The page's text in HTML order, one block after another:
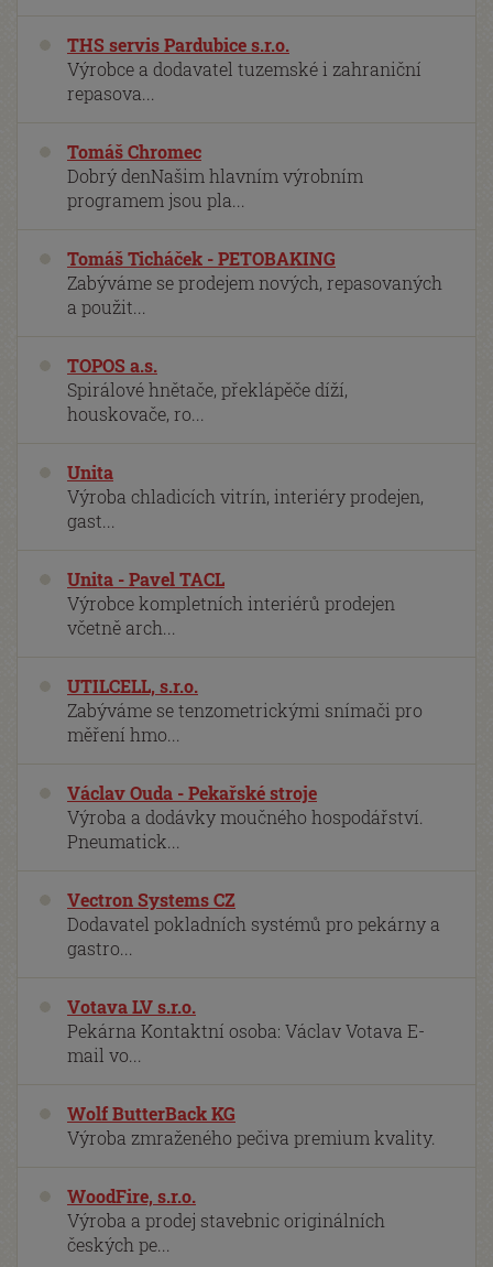
THS servis Pardubice s.r.o.
Výrobce a dodavatel tuzemské i zahraniční
repasova...
Tomáš Chromec
Dobrý denNašim hlavním výrobním
programem jsou pla...
Tomáš Ticháček - PETOBAKING
Zabýváme se prodejem nových, repasovaných
a použit...
TOPOS a.s.
Spirálové hnětače, překlápěče díží,
houskovače, ro...
Unita
Výroba chladicích vitrín, interiéry prodejen,
gast...
Unita - Pavel TACL
Výrobce kompletních interiérů prodejen
včetně arch...
UTILCELL, s.r.o.
Zabýváme se tenzometrickými snímači pro
měření hmo...
Václav Ouda - Pekařské stroje
Výroba a dodávky moučného hospodářství.
Pneumatick...
Vectron Systems CZ
Dodavatel pokladních systémů pro pekárny a
gastro...
Votava LV s.r.o.
Pekárna Kontaktní osoba: Václav Votava E-
mail vo...
Wolf ButterBack KG
Výroba zmraženého pečiva premium kvality.
WoodFire, s.r.o.
Výroba a prodej stavebnic originálních
českých pe...